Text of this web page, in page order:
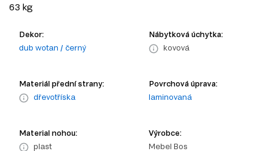
63 kg
Dekor:
dub wotan / černý
Nábytková úchytka:
kovová
Materiál přední strany:
dřevotříska
Povrchová úprava:
laminovaná
Material nohou:
plast
Výrobce:
Mebel Bos